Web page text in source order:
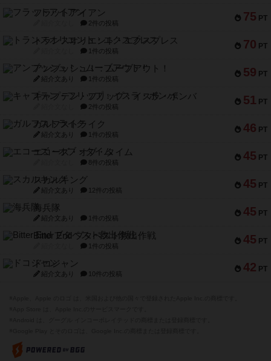
75 PT
フラットアイアン
2件の投稿
70 PT
トランスオリエント・エクスプレス
1件の投稿
59 PT
アンブッシュ！：ムーブアウト！
紹介文あり 1件の投稿
51 PT
キャプテン・フリップ：イスラ・ボンバ
2件の投稿
46 PT
ガルフストライク
紹介文あり 1件の投稿
45 PT
エコーズ・オブ・タイム
8件の投稿
45 PT
スカルキング
紹介文あり 12件の投稿
45 PT
海兵隊
紹介文あり 1件の投稿
45 PT
Bitter End ブタペスト救出作戦
1件の投稿
42 PT
ドコジャン
紹介文あり 10件の投稿